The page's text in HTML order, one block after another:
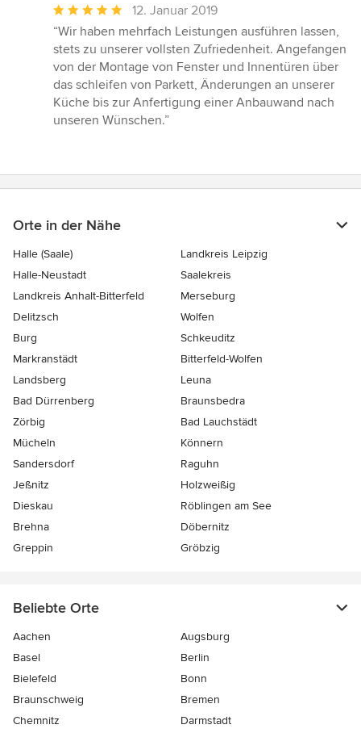
Durchschnittliche
Bewertung:
5
von
5
Sternen
12. Januar 2019
“Wir haben mehrfach Leistungen ausführen lassen,
stets zu unserer vollsten Zufriedenheit. Angefangen
von der Montage von Fenster und Innentüren über
das schleifen von Parkett, Änderungen an unserer
Küche bis zur Anfertigung einer Anbauwand nach
unseren Wünschen.”
Orte in der Nähe
Halle (Saale)
Landkreis Leipzig
Halle-Neustadt
Saalekreis
Landkreis Anhalt-Bitterfeld
Merseburg
Delitzsch
Wolfen
Burg
Schkeuditz
Markranstädt
Bitterfeld-Wolfen
Landsberg
Leuna
Bad Dürrenberg
Braunsbedra
Zörbig
Bad Lauchstädt
Mücheln
Könnern
Sandersdorf
Raguhn
Jeßnitz
Holzweißig
Dieskau
Röblingen am See
Brehna
Döbernitz
Greppin
Gröbzig
Beliebte Orte
Aachen
Augsburg
Basel
Berlin
Bielefeld
Bonn
Braunschweig
Bremen
Chemnitz
Darmstadt